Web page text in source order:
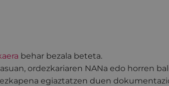
behar bezala beteta.
ordezkariaren NANa edo horren
egiaztatzen duen